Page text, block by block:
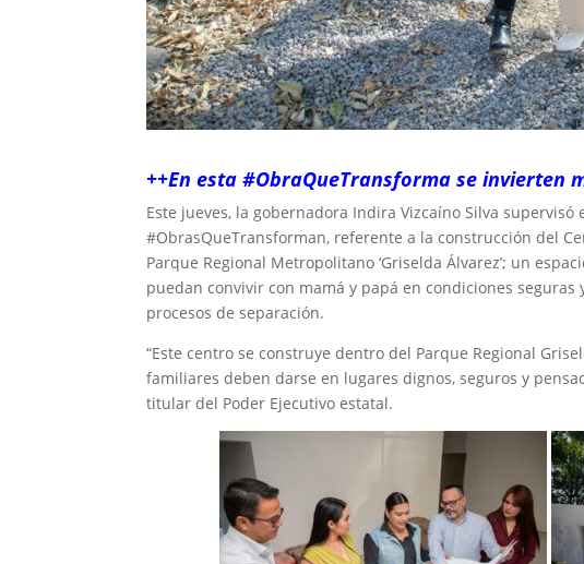
++En esta #ObraQueTransforma se invierten
Este jueves, la gobernadora Indira Vizcaíno Silva supervisó
#ObrasQueTransforman, referente a la construcción del
Parque Regional Metropolitano ‘Griselda Álvarez’; un
puedan convivir con mamá y papá en condiciones
procesos de separación.
“Este centro se construye dentro del Parque Regional
familiares deben darse en lugares dignos, seguros y
titular del Poder Ejecutivo estatal.